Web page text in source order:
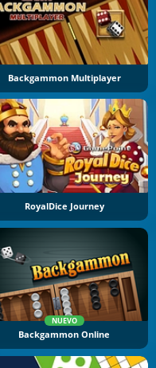
Backgammon Multiplayer
RoyalDice Journey
NUEVO
Backgammon Online